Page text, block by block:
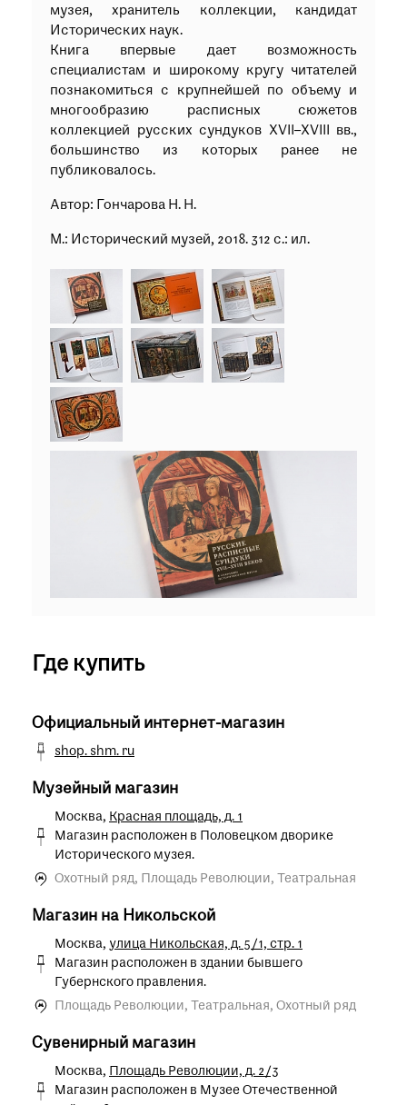
музея, хранитель коллекции, кандидат
Исторических наук.
Книга впервые дает возможность
специалистам и широкому кругу читателей
познакомиться с крупнейшей по объему и
многообразию расписных сюжетов
коллекцией русских сундуков XVII–XVIII вв.,
большинство из которых ранее не
публиковалось.
Автор: Гончарова Н. Н.
М.: Исторический музей, 2018. 312 с.: ил.
Где купить
Официальный интернет-магазин
shop. shm. ru
Музейный магазин
Москва, Красная площадь, д. 1
Магазин расположен в Половецком дворике
Исторического музея.
Охотный ряд, Площадь Революции, Театральная
Магазин на Никольской
Москва, улица Никольская, д. 5/1, стр. 1
Магазин расположен в здании бывшего
Губернского правления.
Площадь Революции, Театральная, Охотный ряд
Сувенирный магазин
Москва, Площадь Революции, д. 2/3
Магазин расположен в Музее Отечественной